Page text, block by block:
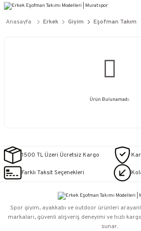
Anasayfa Erkek Giyim Eşofman Takım
Ürün Bulunamadı.
1500 TL Üzeri Ücretsiz Kargo
Farklı Taksit Seçenekleri
Spor giyim, ayakkabı ve outdoor ürünleri
markaları, güvenli alışveriş deneyimi ve hızlı
sunar.